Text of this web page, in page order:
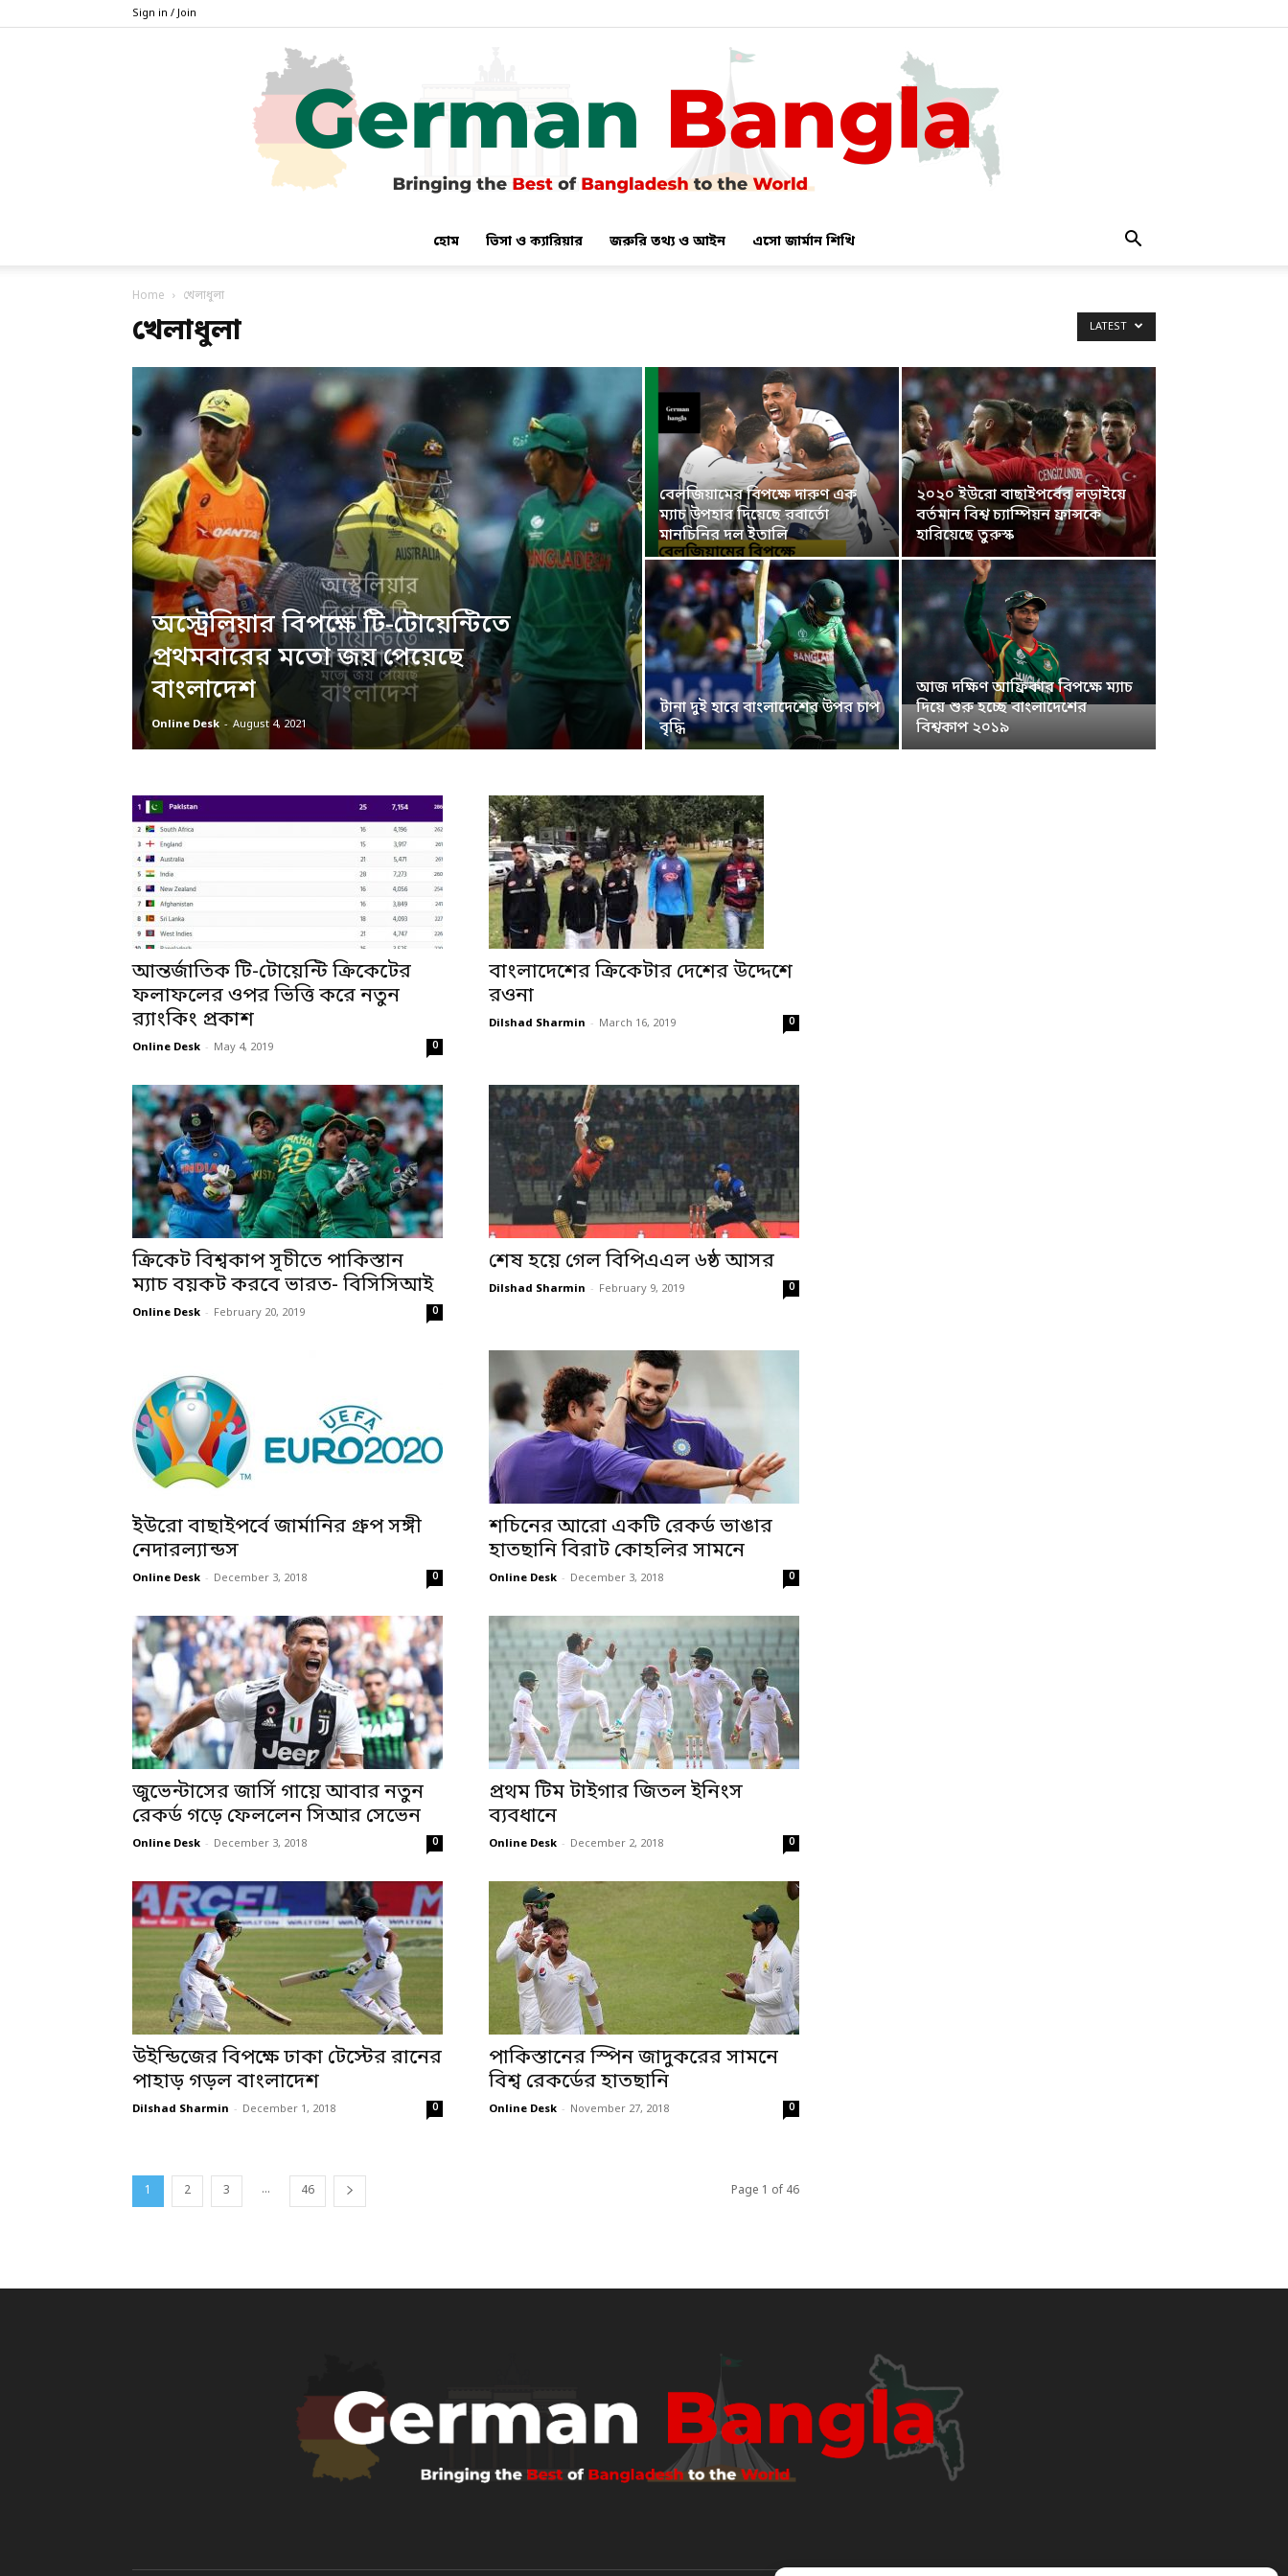
Sign in / Join
Bangla
হোম ভিসা ও ক্যারিয়ার জরুরি তথ্য ও আইন এসো জার্মান শিখি
Home খেলাধুলা
খেলাধুলা LATEST
অস্ট্রেলিয়ার বিপক্ষে টি-টোয়েন্টিতে
প্রথমবারের মতো জয় পেয়েছে
বাংলাদেশ
Online Desk - August 4, 2021
বেলজিয়ামের বিপক্ষে দারুণ এক
ম্যাচ উপহার দিয়েছে রবার্তো
মানচিনির দল ইতালি
২০২০ ইউরো বাছাইপর্বের লড়াইয়ে
বর্তমান বিশ্ব চ্যাম্পিয়ন ফ্রান্সকে
হারিয়েছে তুরুস্ক
টানা দুই হারে বাংলাদেশের উপর চাপ
বৃদ্ধি
আজ দক্ষিণ আফ্রিকার বিপক্ষে ম্যাচ
দিয়ে শুরু হচ্ছে বাংলাদেশের
বিশ্বকাপ ২০১৯
আন্তর্জাতিক টি-টোয়েন্টি ক্রিকেটের
ফলাফলের ওপর ভিত্তি করে নতুন
র‌্যাংকিং প্রকাশ
Online Desk - May 4, 2019 0
বাংলাদেশের ক্রিকেটার দেশের উদ্দেশে
রওনা
Dilshad Sharmin - March 16, 2019 0
ক্রিকেট বিশ্বকাপ সূচীতে পাকিস্তান
ম্যাচ বয়কট করবে ভারত- বিসিসিআই
Online Desk - February 20, 2019 0
শেষ হয়ে গেল বিপিএএল ৬ষ্ঠ আসর
Dilshad Sharmin - February 9, 2019 0
ইউরো বাছাইপর্বে জার্মানির গ্রুপ সঙ্গী
নেদারল্যান্ডস
Online Desk - December 3, 2018 0
শচিনের আরো একটি রেকর্ড ভাঙার
হাতছানি বিরাট কোহলির সামনে
Online Desk - December 3, 2018 0
জুভেন্টাসের জার্সি গায়ে আবার নতুন
রেকর্ড গড়ে ফেললেন সিআর সেভেন
Online Desk - December 3, 2018 0
প্রথম টিম টাইগার জিতল ইনিংস
ব্যবধানে
Online Desk - December 2, 2018 0
উইন্ডিজের বিপক্ষে ঢাকা টেস্টের রানের
পাহাড় গড়ল বাংলাদেশ
Dilshad Sharmin - December 1, 2018 0
পাকিস্তানের স্পিন জাদুকরের সামনে
বিশ্ব রেকর্ডের হাতছানি
Online Desk - November 27, 2018 0
1 2 3 ... 46 Page 1 of 46